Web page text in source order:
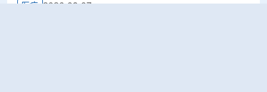
医疗 2026-08-07